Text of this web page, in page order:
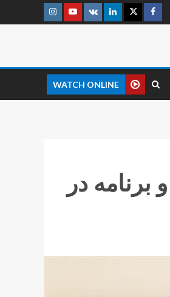
WATCH ONLINE
در